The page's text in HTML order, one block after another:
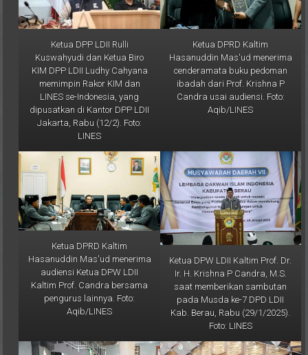
Ketua DPP LDII Rulli
Kuswahyudi dan Ketua Biro
KIM DPP LDII Ludhy Cahyana
memimpin Rakor KIM dan
LINES se-Indonesia, yang
dipusatkan di Kantor DPP LDII
Jakarta, Rabu (12/2). Foto:
LINES
Ketua DPRD Kaltim
Hasanuddin Mas'ud menerima
cenderamata buku pedoman
ibadah dari Prof. Krishna P
Candra usai audiensi. Foto:
Aqib/LINES
Ketua DPRD Kaltim
Hasanuddin Mas'ud menerima
audiensi Ketua DPW LDII
Kaltim Prof. Candra bersama
pengurus lainnya. Foto:
Aqib/LINES
Ketua DPW LDII Kaltim Prof. Dr.
Ir. H. Krishna P Candra, M.S.
saat memberikan sambutan
pada Musda ke-7 DPD LDII
Kab. Berau, Rabu (29/1/2025).
Foto: LINES